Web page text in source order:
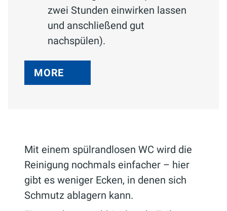
zwei Stunden einwirken lassen
und anschließend gut
nachspülen).
MORE
Mit einem spülrandlosen WC wird die
Reinigung nochmals einfacher – hier
gibt es weniger Ecken, in denen sich
Schmutz ablagern kann.